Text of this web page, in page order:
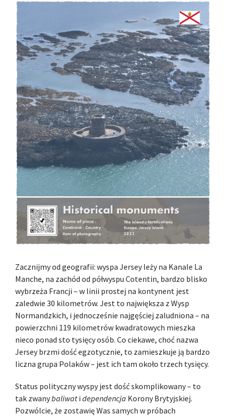
Zacznijmy od geografii: wyspa Jersey leży na Kanale La
Manche, na zachód od półwyspu Cotentin, bardzo blisko
wybrzeża Francji – w linii prostej na kontynent jest
zaledwie 30 kilometrów. Jest to największa z Wysp
Normandzkich, i jednocześnie najgęściej zaludniona – na
powierzchni 119 kilometrów kwadratowych mieszka
nieco ponad sto tysięcy osób. Co ciekawe, choć nazwa
Jersey brzmi dość egzotycznie, to zamieszkuje ją bardzo
liczna grupa Polaków – jest ich tam około trzech tysięcy.
Status polityczny wyspy jest dość skomplikowany – to
tak zwanybaliwati dependencja Korony Brytyjskiej.
Pozwólcie, że zostawię Was samych w próbach